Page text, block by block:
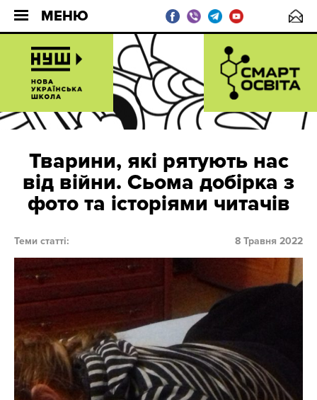
МЕНЮ
Тварини, які рятують нас
від війни. Сьома добірка з
фото та історіями читачів
Теми статті: 8 Травня 2022